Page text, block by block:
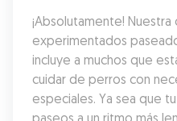
¡Absolutamente!
experimentados
incluye a muchos que
cuidar de perros con
especiales. Ya sea que
paseos a un ritmo más